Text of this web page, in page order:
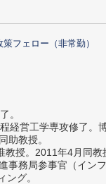
フェロー（非常勤）
。
経営工学専攻修了。
助教授。
授。2011年4月同教
務局参事官（イン
グ。